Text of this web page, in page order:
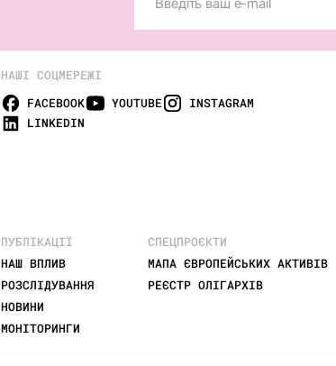
НАШІ СОЦМЕРЕЖІ
FACEBOOK
YOUTUBE
INSTAGRAM
LINKEDIN
ПУБЛІКАЦІЇ
НАШ ВПЛИВ
РОЗСЛІДУВАННЯ
НОВИНИ
МОНІТОРИНГИ
СПЕЦПРОЄКТИ
МАПА ЄВРОПЕЙСЬКИХ АКТИВІВ
РЕЄСТР ОЛІГАРХІВ